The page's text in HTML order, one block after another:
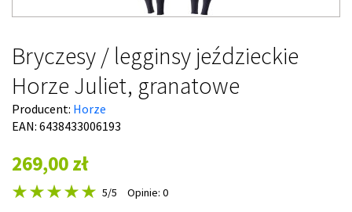
Bryczesy / legginsy jeździeckie
Horze Juliet, granatowe
Producent: Horze
EAN: 6438433006193
269,00 zł
5/5 Opinie: 0